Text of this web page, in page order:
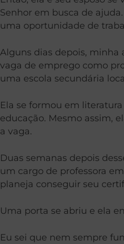
Senhor em busca de
uma oportunidade de
Alguns dias depois, minha
vaga de emprego como
uma escola secundária
Ela se formou em
educação. Mesmo assim,
a vaga.
Duas semanas depois
um cargo de professora
planeja conseguir seu
Uma porta se abriu e ela
Eu sei que nem sempre